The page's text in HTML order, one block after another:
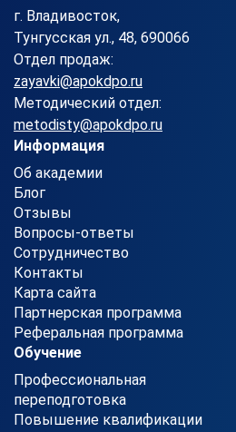
г. Владивосток,
Тунгусская ул., 48, 690066
Отдел продаж:
zayavki@apokdpo.ru
Методический отдел:
metodisty@apokdpo.ru
Информация
Об академии
Блог
Отзывы
Вопросы-ответы
Сотрудничество
Контакты
Карта сайта
Партнерская программа
Реферальная программа
Обучение
Профессиональная
переподготовка
Повышение квалификации